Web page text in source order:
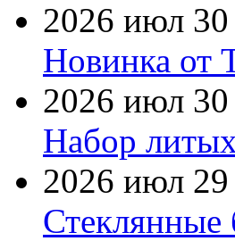
2026 июл 30
Новинка от
2026 июл 30
Набор
2026 июл 29